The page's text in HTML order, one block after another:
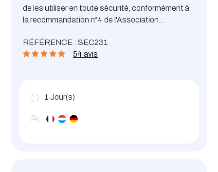
de les utiliser en toute sécurité, conformément à
la recommandation n°4 de l'Association
RÉFÉRENCE : SEC231
54 avis
1 Jour(s)